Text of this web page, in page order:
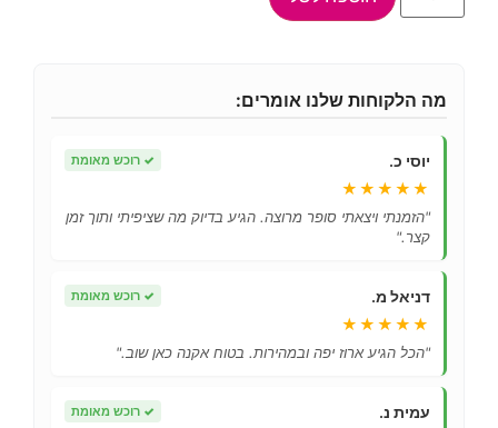
מה הלקוחות שלנו אומרים:
יוסי כ. ✓ רוכש מאומת
★★★★★
"הזמנתי ויצאתי סופר מרוצה. הגיע בדיוק מה שציפיתי ותוך זמן
קצר."
דניאל מ. ✓ רוכש מאומת
★★★★★
"הכל הגיע ארוז יפה ובמהירות. בטוח אקנה כאן שוב."
עמית נ. ✓ רוכש מאומת